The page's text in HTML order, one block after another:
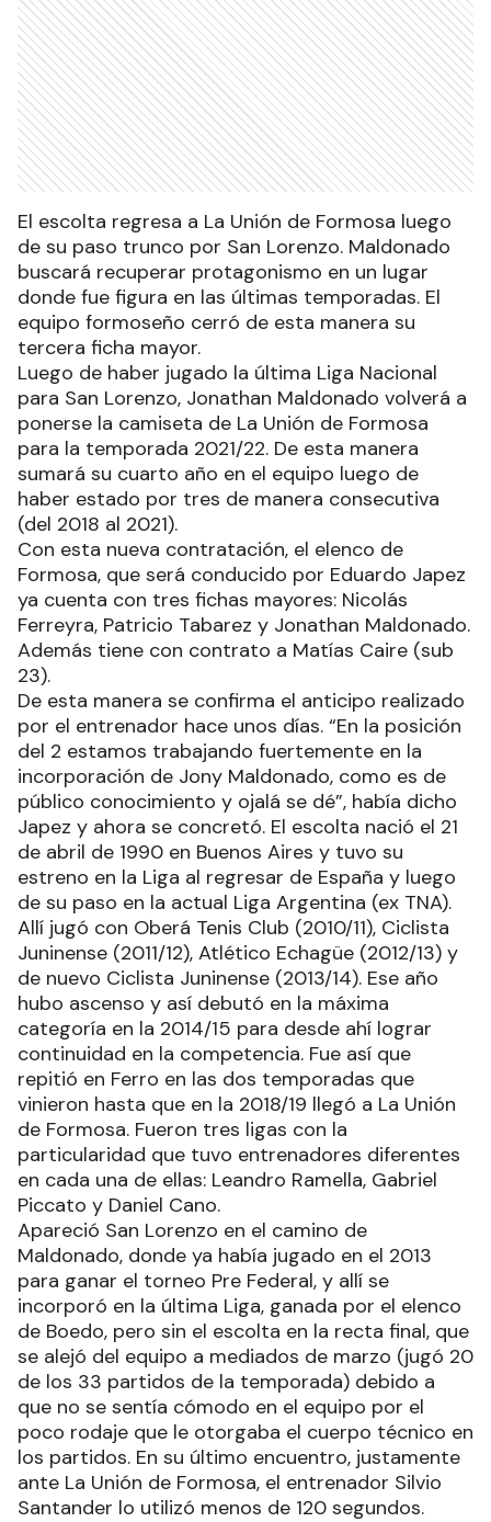
El escolta regresa a La Unión de Formosa luego
de su paso trunco por San Lorenzo. Maldonado
buscará recuperar protagonismo en un lugar
donde fue figura en las últimas temporadas. El
equipo formoseño cerró de esta manera su
tercera ficha mayor.
Luego de haber jugado la última Liga Nacional
para San Lorenzo, Jonathan Maldonado volverá a
ponerse la camiseta de La Unión de Formosa
para la temporada 2021/22. De esta manera
sumará su cuarto año en el equipo luego de
haber estado por tres de manera consecutiva
(del 2018 al 2021).
Con esta nueva contratación, el elenco de
Formosa, que será conducido por Eduardo Japez
ya cuenta con tres fichas mayores: Nicolás
Ferreyra, Patricio Tabarez y Jonathan Maldonado.
Además tiene con contrato a Matías Caire (sub
23).
De esta manera se confirma el anticipo realizado
por el entrenador hace unos días. “En la posición
del 2 estamos trabajando fuertemente en la
incorporación de Jony Maldonado, como es de
público conocimiento y ojalá se dé”, había dicho
Japez y ahora se concretó. El escolta nació el 21
de abril de 1990 en Buenos Aires y tuvo su
estreno en la Liga al regresar de España y luego
de su paso en la actual Liga Argentina (ex TNA).
Allí jugó con Oberá Tenis Club (2010/11), Ciclista
Juninense (2011/12), Atlético Echagüe (2012/13) y
de nuevo Ciclista Juninense (2013/14). Ese año
hubo ascenso y así debutó en la máxima
categoría en la 2014/15 para desde ahí lograr
continuidad en la competencia. Fue así que
repitió en Ferro en las dos temporadas que
vinieron hasta que en la 2018/19 llegó a La Unión
de Formosa. Fueron tres ligas con la
particularidad que tuvo entrenadores diferentes
en cada una de ellas: Leandro Ramella, Gabriel
Piccato y Daniel Cano.
Apareció San Lorenzo en el camino de
Maldonado, donde ya había jugado en el 2013
para ganar el torneo Pre Federal, y allí se
incorporó en la última Liga, ganada por el elenco
de Boedo, pero sin el escolta en la recta final, que
se alejó del equipo a mediados de marzo (jugó 20
de los 33 partidos de la temporada) debido a
que no se sentía cómodo en el equipo por el
poco rodaje que le otorgaba el cuerpo técnico en
los partidos. En su último encuentro, justamente
ante La Unión de Formosa, el entrenador Silvio
Santander lo utilizó menos de 120 segundos.